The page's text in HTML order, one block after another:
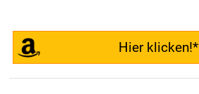
Hier klicken!*